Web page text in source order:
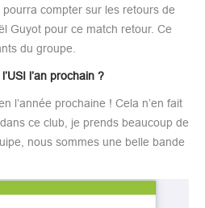
compter sur les retours de
Guyot pour ce match retour. Ce
du groupe.
l’an prochain ?
l’année prochaine ! Cela n’en fait
ce club, je prends beaucoup de
nous sommes une belle bande